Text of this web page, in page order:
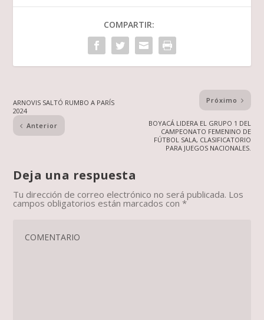
COMPARTIR:
ARNOVIS SALTÓ RUMBO A PARÍS
2024
Anterior
Próximo
BOYACÁ LIDERA EL GRUPO 1 DEL
CAMPEONATO FEMENINO DE
FÚTBOL SALA, CLASIFICATORIO
PARA JUEGOS NACIONALES.
Deja una respuesta
Tu dirección de correo electrónico no será publicada. Los
campos obligatorios están marcados con*